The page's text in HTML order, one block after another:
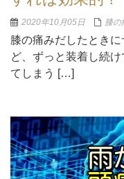
2020年10月05日 膝の
膝の痛みだしたとき
ど、ずっと装着し続
てしまう […]